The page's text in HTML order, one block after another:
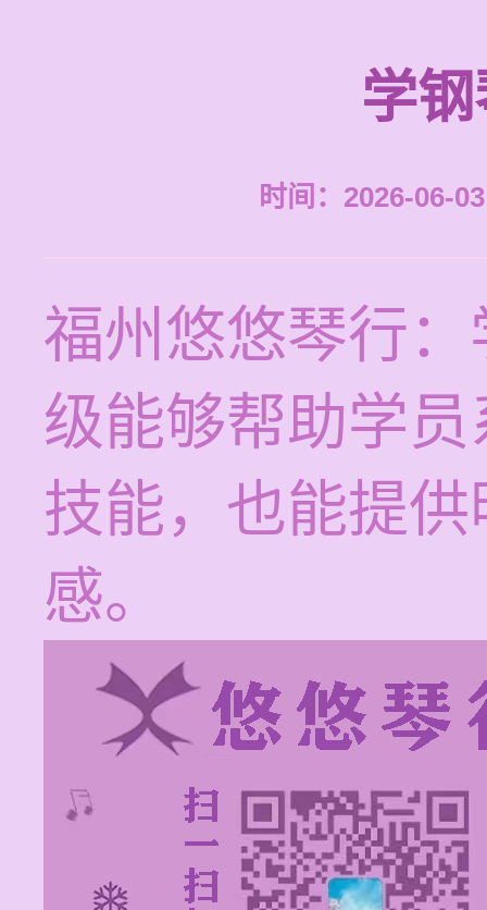
学
时间：2026-06-
福州悠悠琴行
级能够帮助学
技能，也能提
感。